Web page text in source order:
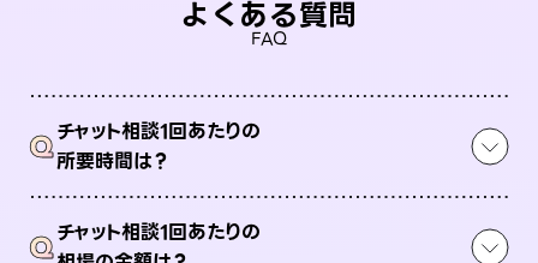
よくある質問
FAQ
Qチャット相談1回あたりの
所要時間は？
Qチャット相談1回あたりの